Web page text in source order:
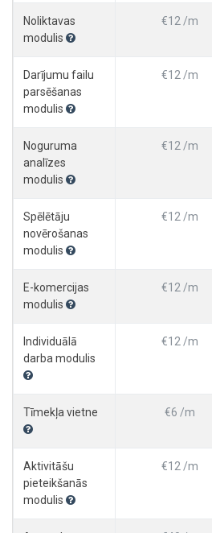
Noliktavas
modulis
€12 /m
Darījumu failu
parsēšanas
modulis
€12 /m
Noguruma
analīzes
modulis
€12 /m
Spēlētāju
novērošanas
modulis
€12 /m
E-komercijas
modulis
€12 /m
Individuālā
darba modulis
€12 /m
Tīmekļa vietne €6 /m
Aktivitāšu
pieteikšanās
modulis
€12 /m